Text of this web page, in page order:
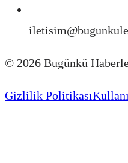
© 2026 Bugünkü
Gizlilik Politikası